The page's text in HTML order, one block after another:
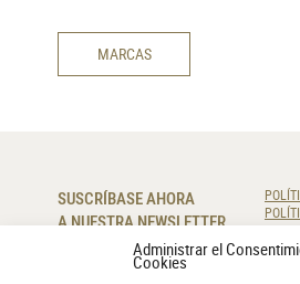
Administrar el
Cookies
MARCAS
SUSCRÍBASE AHORA
A NUESTRA NEWSLETTER
SUSCRIBIR